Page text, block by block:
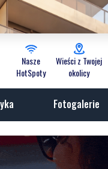
Nasze
HotSpoty
Wieści z Twojej
okolicy
Fotogalerie